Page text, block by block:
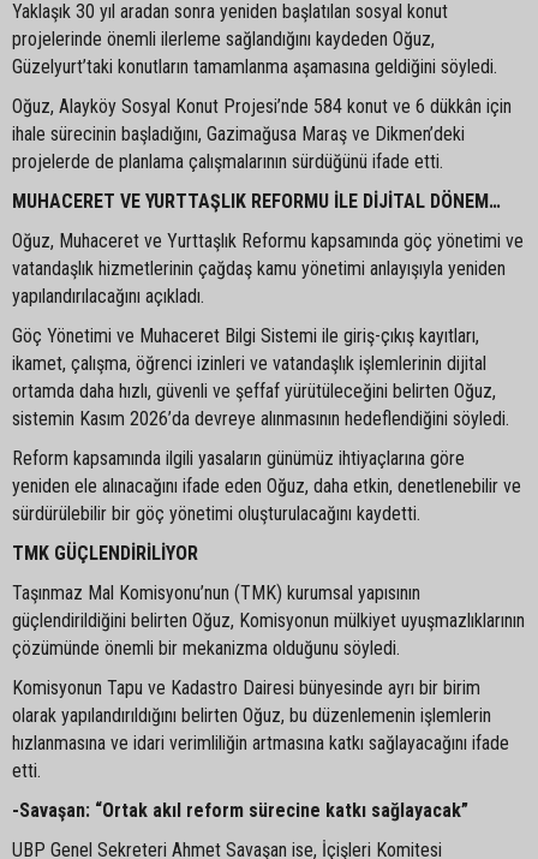
Yaklaşık 30 yıl aradan sonra yeniden başlatılan sosyal konut
projelerinde önemli ilerleme sağlandığını kaydeden Oğuz,
Güzelyurt’taki konutların tamamlanma aşamasına geldiğini söyledi.
Oğuz, Alayköy Sosyal Konut Projesi’nde 584 konut ve 6 dükkân için
ihale sürecinin başladığını, Gazimağusa Maraş ve Dikmen’deki
projelerde de planlama çalışmalarının sürdüğünü ifade etti.
MUHACERET VE YURTTAŞLIK REFORMU İLE DİJİTAL DÖNEM…
Oğuz, Muhaceret ve Yurttaşlık Reformu kapsamında göç yönetimi ve
vatandaşlık hizmetlerinin çağdaş kamu yönetimi anlayışıyla yeniden
yapılandırılacağını açıkladı.
Göç Yönetimi ve Muhaceret Bilgi Sistemi ile giriş-çıkış kayıtları,
ikamet, çalışma, öğrenci izinleri ve vatandaşlık işlemlerinin dijital
ortamda daha hızlı, güvenli ve şeffaf yürütüleceğini belirten Oğuz,
sistemin Kasım 2026’da devreye alınmasının hedeflendiğini söyledi.
Reform kapsamında ilgili yasaların günümüz ihtiyaçlarına göre
yeniden ele alınacağını ifade eden Oğuz, daha etkin, denetlenebilir ve
sürdürülebilir bir göç yönetimi oluşturulacağını kaydetti.
TMK GÜÇLENDİRİLİYOR
Taşınmaz Mal Komisyonu’nun (TMK) kurumsal yapısının
güçlendirildiğini belirten Oğuz, Komisyonun mülkiyet uyuşmazlıklarının
çözümünde önemli bir mekanizma olduğunu söyledi.
Komisyonun Tapu ve Kadastro Dairesi bünyesinde ayrı bir birim
olarak yapılandırıldığını belirten Oğuz, bu düzenlemenin işlemlerin
hızlanmasına ve idari verimliliğin artmasına katkı sağlayacağını ifade
etti.
-Savaşan: “Ortak akıl reform sürecine katkı sağlayacak”
UBP Genel Sekreteri Ahmet Savaşan ise, İçişleri Komitesi